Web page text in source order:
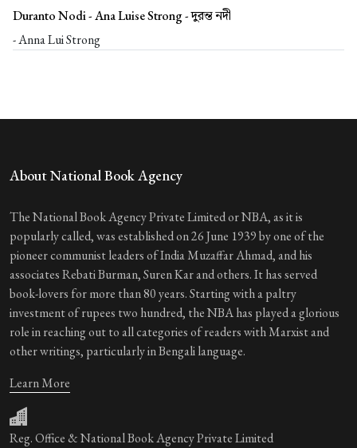
Duranto Nodi - Ana Luise Strong -দুরন্ত নদী
- Anna Lui Strong
About National Book Agency
The National Book Agency Private Limited or NBA, as it is
popularly called, was established on 26 June 1939 by one of the
pioneer communist leaders of India Muzaffar Ahmad, and his
associates Rebati Burman, Suren Kar and others. It has served
book-lovers for more than 80 years. Starting with a paltry
investment of rupees two hundred, the NBA has played a glorious
role in reaching out to all categories of readers with Marxist and
other writings, particularly in Bengali language.
Learn More
Reg. Office & National Book Agency Private Limited